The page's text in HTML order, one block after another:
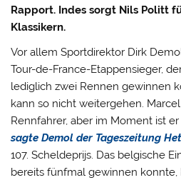
Rapport. Indes sorgt Nils Politt
Klassikern.
Vor allem Sportdirektor Dirk
Tour-de-France-Etappensieger,
lediglich zwei Rennen gewinnen
kann so nicht weitergehen.
Rennfahrer, aber im Moment ist
sagte Demol der Tageszeitung
107. Scheldeprijs. Das belgische
bereits fünfmal gewinnen konnte,